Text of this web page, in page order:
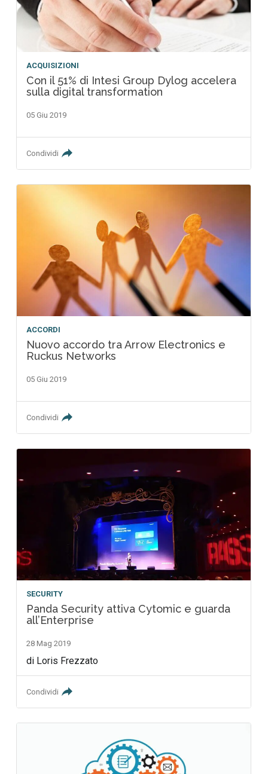
ACQUISIZIONI
Con il 51% di Intesi Group Dylog accelera
sulla digital transformation
05 Giu 2019
Condividi
ACCORDI
Nuovo accordo tra Arrow Electronics e
Ruckus Networks
05 Giu 2019
Condividi
SECURITY
Panda Security attiva Cytomic e guarda
all’Enterprise
28 Mag 2019
di Loris Frezzato
Condividi